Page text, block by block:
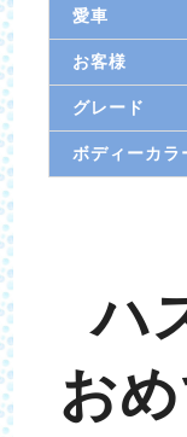
愛車
お客様
グレード
ボディーカラ
ハ
お